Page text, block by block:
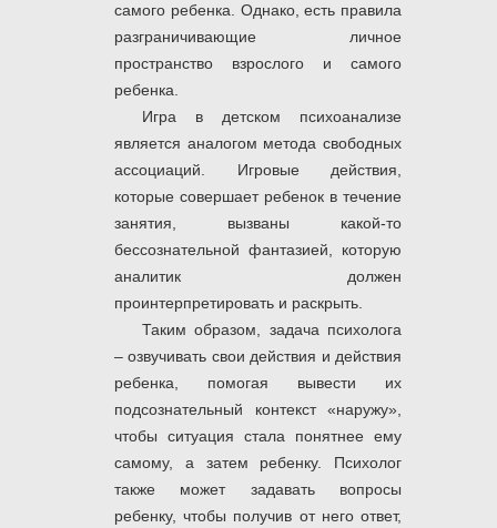
самого ребенка. Однако, есть правила
разграничивающие личное
пространство взрослого и самого
ребенка.
Игра в детском психоанализе
является аналогом метода свободных
ассоциаций. Игровые действия,
которые совершает ребенок в течение
занятия, вызваны какой-то
бессознательной фантазией, которую
аналитик должен
проинтерпретировать и раскрыть.
Таким образом, задача психолога
– озвучивать свои действия и действия
ребенка, помогая вывести их
подсознательный контекст «наружу»,
чтобы ситуация стала понятнее ему
самому, а затем ребенку. Психолог
также может задавать вопросы
ребенку, чтобы получив от него ответ,